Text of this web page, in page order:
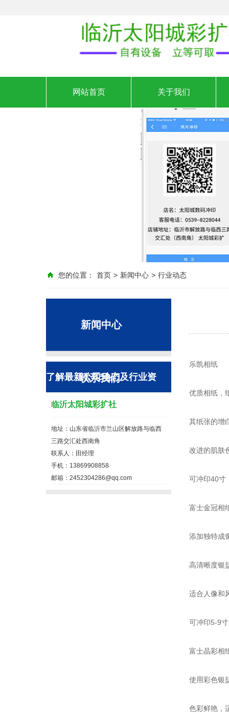
网站首页 关于我们
您的位置： 首页 > 新闻中心 > 行业动态
新闻中心
了解最新公司动态及行业资
讯
联系我们
临沂太阳城彩扩社
地址：山东省临沂市兰山区解放路与临西
三路交汇处西南角
联系人：田经理
手机：13869908858
邮箱：2452304286@qq.com
乐
优质相纸，
其纸张的增
改进的肌肤
可冲印40寸
富士金冠相
添加独特成
高清晰度银
适合人像和
可冲印5-9寸
富士晶彩相
使用彩色银
色彩鲜艳，